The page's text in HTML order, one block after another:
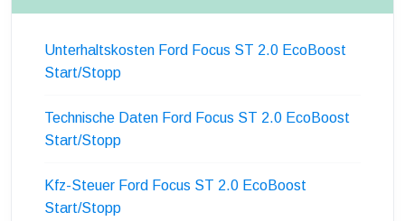
Unterhaltskosten Ford Focus ST 2.0 EcoBoost
Start/Stopp
Technische Daten Ford Focus ST 2.0 EcoBoost
Start/Stopp
Kfz-Steuer Ford Focus ST 2.0 EcoBoost
Start/Stopp